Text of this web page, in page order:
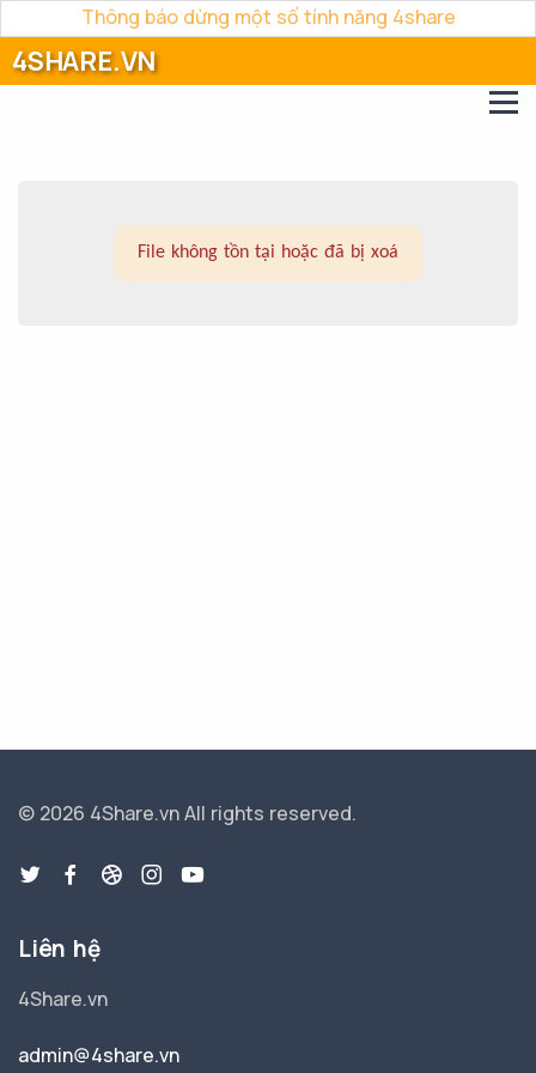
Thông báo dừng một số tính năng 4share
4SHARE.VN
File không tồn tại hoặc đã bị xoá
© 2026 4Share.vnAll rights reserved.
Liên hệ
4Share.vn
admin@4share.vn